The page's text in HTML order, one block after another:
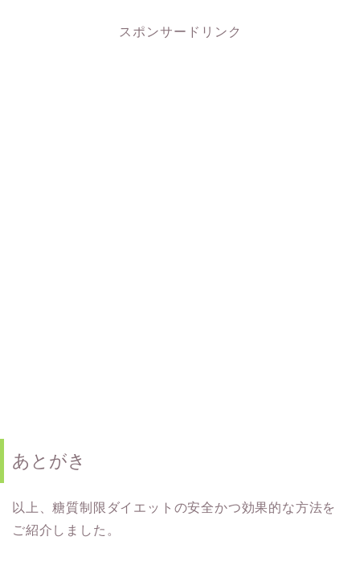
スポンサードリンク
あとがき
以上、糖質制限ダイエットの安全かつ効果的な方法を
ご紹介しました。